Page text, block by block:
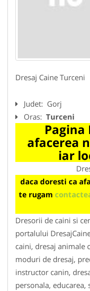
Dresaj Caine Turceni
Judet: Gorj
Oras: Turceni
afacerea
iar
daca doresti ca
te rugam
Dresorii de caini si
portalului
caini, dresaj animale
moduri de dresaj,
instructor canin,
personala, educarea,